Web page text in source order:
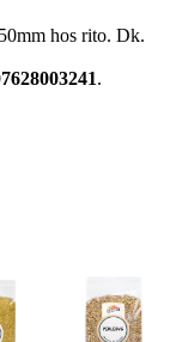
hos rito. Dk.
.